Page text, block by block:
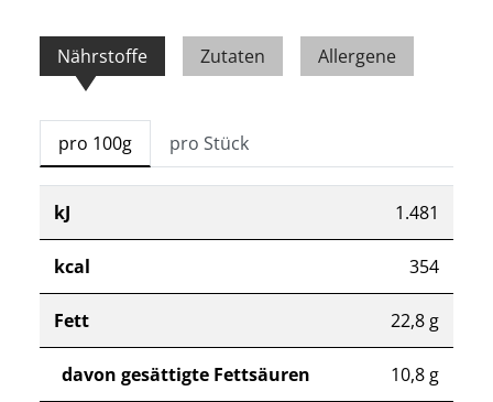
Nährstoffe Zutaten Allergene
pro 100g pro Stück
kJ 1.481
kcal 354
Fett 22,8 g
davon gesättigte Fettsäuren 10,8 g